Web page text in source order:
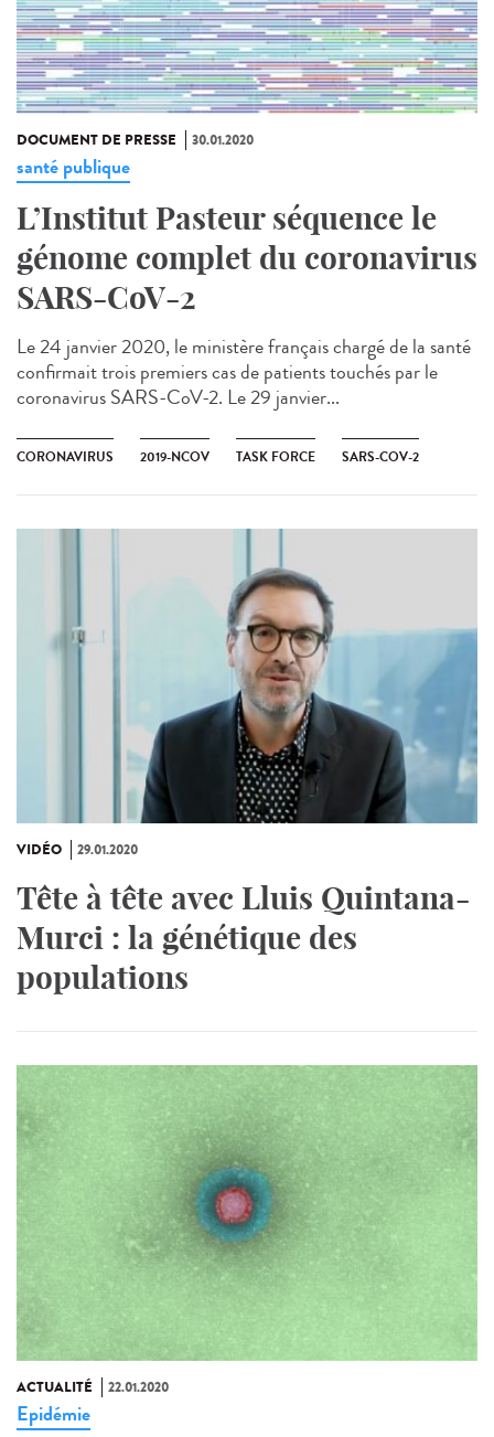
DOCUMENT DE PRESSE 30.01.2020
santé publique
L’Institut Pasteur séquence le
génome complet du coronavirus
SARS-CoV-2
Le 24 janvier 2020, le ministère français chargé de la santé
confirmait trois premiers cas de patients touchés par le
coronavirus SARS-CoV-2​. Le 29 janvier...
CORONAVIRUS 2019-NCOV TASK FORCE SARS-COV-2
VIDÉO 29.01.2020
Tête à tête avec Lluis Quintana-
Murci : la génétique des
populations
ACTUALITÉ 22.01.2020
Epidémie